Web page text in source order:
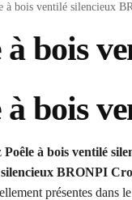
à bois ventilé silencieux
à bois
à bois
Poêle à bois ventilé
BRONPI
présentes dans